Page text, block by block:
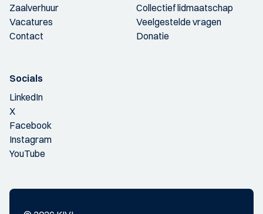
Zaalverhuur
Vacatures
Contact
Collectief lidmaatschap
Veelgestelde vragen
Donatie
Socials
LinkedIn
X
Facebook
Instagram
YouTube